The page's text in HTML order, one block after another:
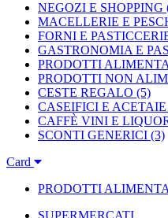
NEGOZI E SHOPPING
MACELLERIE E
FORNI E
GASTRONOMIA E
PRODOTTI
PRODOTTI NON
CESTE REGALO (5)
CASEIFICI E ACETAIE
CAFFÈ VINI E
SCONTI GENERICI (3)
Card
PRODOTTI
SUPERMERCATI